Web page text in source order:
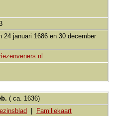
24 januari 1686 en 30 december
( ca. 1636)
Familiekaart